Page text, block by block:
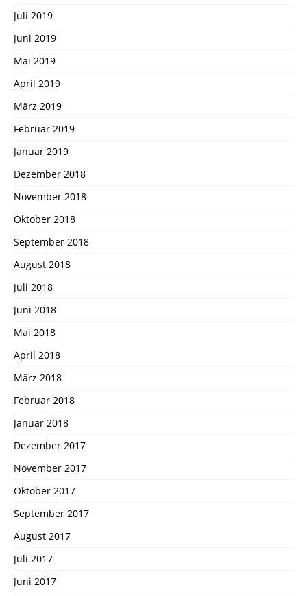
Juli 2019
Juni 2019
Mai 2019
April 2019
März 2019
Februar 2019
Januar 2019
Dezember 2018
November 2018
Oktober 2018
September 2018
August 2018
Juli 2018
Juni 2018
Mai 2018
April 2018
März 2018
Februar 2018
Januar 2018
Dezember 2017
November 2017
Oktober 2017
September 2017
August 2017
Juli 2017
Juni 2017